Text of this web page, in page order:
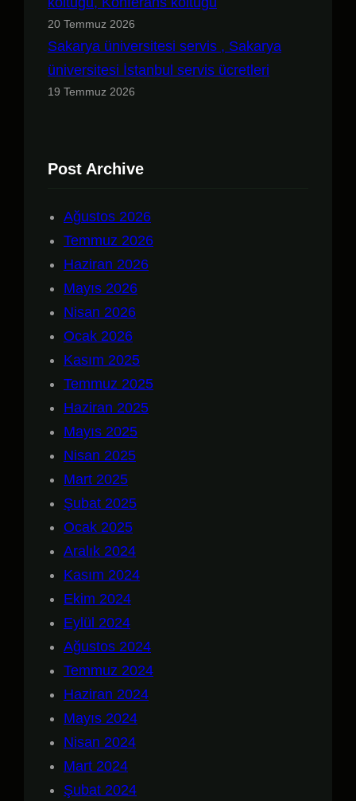
20 Temmuz 2026
Sakarya üniversitesi servis , Sakarya
üniversitesi İstanbul servis ücretleri
19 Temmuz 2026
Post Archive
Ağustos 2026
Temmuz 2026
Haziran 2026
Mayıs 2026
Nisan 2026
Ocak 2026
Kasım 2025
Temmuz 2025
Haziran 2025
Mayıs 2025
Nisan 2025
Mart 2025
Şubat 2025
Ocak 2025
Aralık 2024
Kasım 2024
Ekim 2024
Eylül 2024
Ağustos 2024
Temmuz 2024
Haziran 2024
Mayıs 2024
Nisan 2024
Mart 2024
Şubat 2024